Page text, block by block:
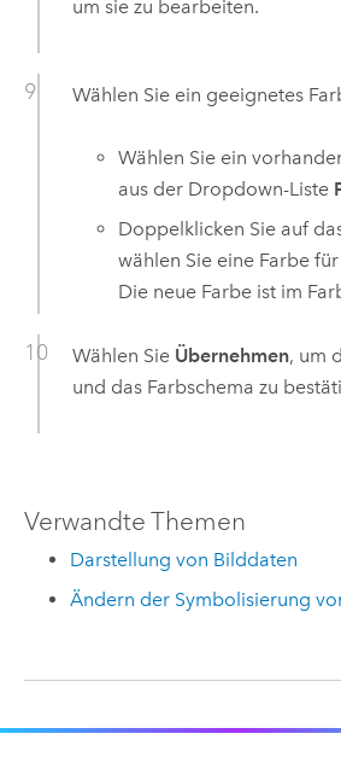
um sie zu bearbeiten.
Wählen Sie ein geeignetes
Wählen Sie ein
aus der Dropdown-Liste
Doppelklicken Sie auf
wählen Sie eine Farbe
Die neue Farbe ist im
Wählen Sie Übernehmen, um
und das Farbschema zu
Verwandte Themen
Darstellung von Bilddaten
Ändern der Symbolisierung